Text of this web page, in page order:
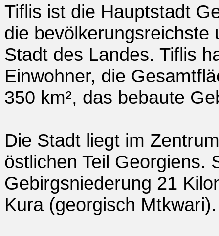
Tiflis ist die Hauptstadt
die bevölkerungsreichste
Stadt des Landes. Tiflis
Einwohner, die
350 km², das bebaute
Die Stadt liegt im
östlichen Teil Georgiens.
Gebirgsniederung 21
Kura (georgisch Mtkwari).